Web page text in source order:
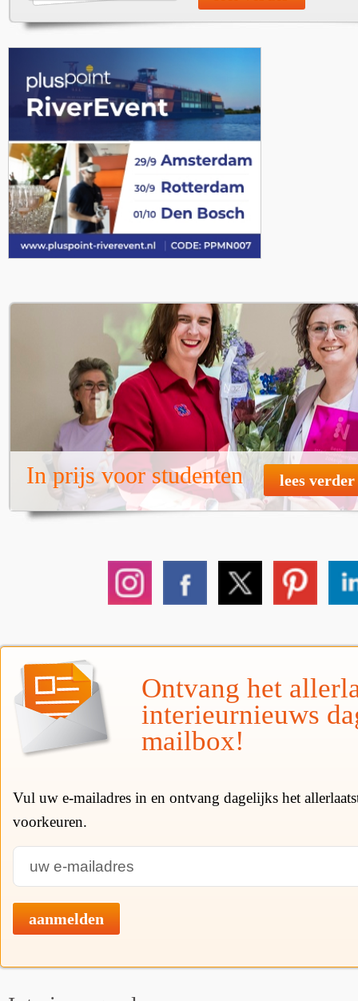
In prijs voor studenten lees verder
Ontvang het
interieurnieuws
mailbox!
Vul uw e-mailadres in en ontvang dagelijks het
voorkeuren.
aanmelden